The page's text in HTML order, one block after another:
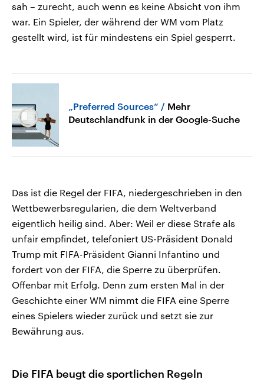
sah – zurecht, auch wenn es keine Absicht von ihm
war. Ein Spieler, der während der WM vom Platz
gestellt wird, ist für mindestens ein Spiel gesperrt.
„Preferred Sources“
Mehr
Deutschlandfunk in der Google-Suche
Das ist die Regel der FIFA, niedergeschrieben in den
Wettbewerbsregularien, die dem Weltverband
eigentlich heilig sind. Aber: Weil er diese Strafe als
unfair empfindet, telefoniert US-Präsident Donald
Trump mit FIFA-Präsident Gianni Infantino und
fordert von der FIFA, die Sperre zu überprüfen.
Offenbar mit Erfolg. Denn zum ersten Mal in der
Geschichte einer WM nimmt die FIFA eine Sperre
eines Spielers wieder zurück und setzt sie zur
Bewährung aus.
Die FIFA beugt die sportlichen Regeln